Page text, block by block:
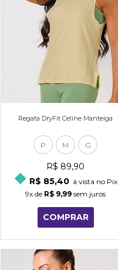
Regata DryFit Celine Manteiga
P M G
R$ 89,90
R$ 85,40 à vista no Pix
9x de R$ 9,99 sem juros
COMPRAR